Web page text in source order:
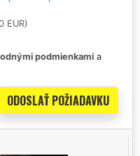
EUR)
podmienkami a